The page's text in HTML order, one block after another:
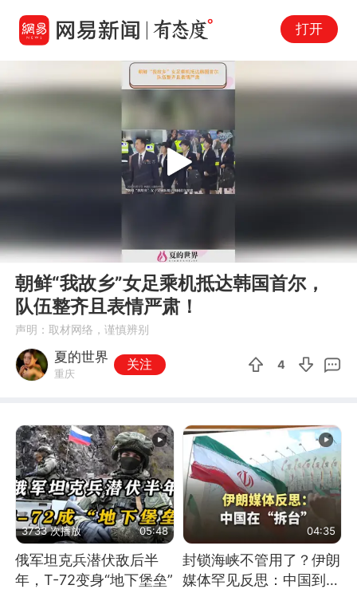
打开
00:00 01:43
Play
朝鲜“我故乡”女足乘机抵达韩国首尔，
队伍整齐且表情严肃！
声明：取材网络，谨慎辨别
夏的世界
重庆
关注 4
3733 次播放 05:48
俄军坦克兵潜伏敌后半
年，T-72变身“地下堡垒”
04:35
封锁海峡不管用了？伊朗
媒体罕见反思：中国到底